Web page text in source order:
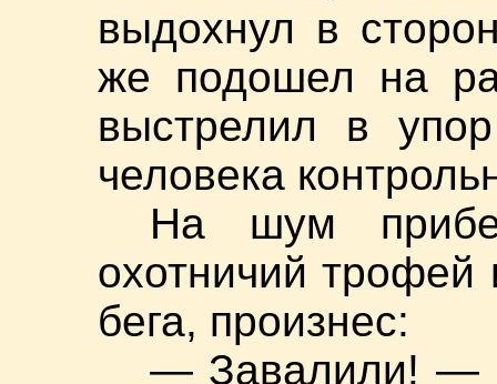
выдохнул в
же подошел на
выстрелил в
человека
На шум
охотничий трофей
бега, произнес:
— Завалили! —